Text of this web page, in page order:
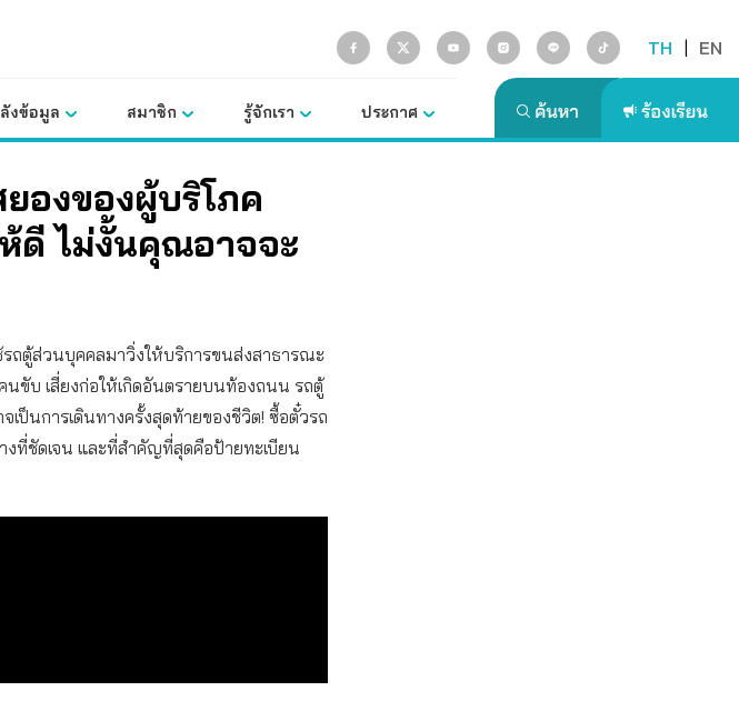
TH | EN
งข้อมูล สมาชิก รู้จักเรา ประกาศ
ยองของผู้บริโภค
ดี ไม่งั้นคุณอาจจะ
รถตู้ส่วนบุคคลมาวิ่งให้บริการขนส่งสาธารณะ
นขับ เสี่ยงก่อให้เกิดอันตรายบนท้องถนน รถตู้
ป็นการเดินทางครั้งสุดท้ายของชีวิต! ซื้อตั๋วรถ
งที่ชัดเจน และที่สำคัญที่สุดคือป้ายทะเบียน